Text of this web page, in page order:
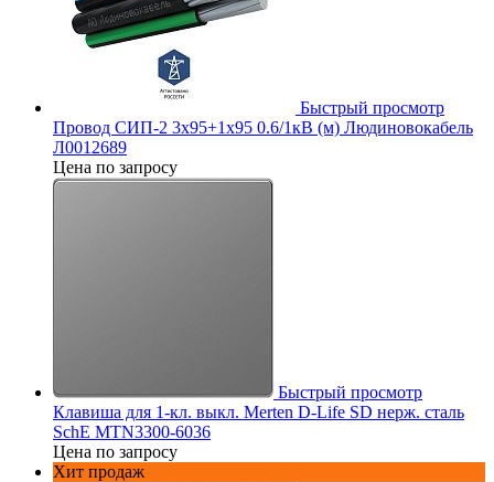
Быстрый просмотр
Провод СИП-2 3х95+1х95 0.6/1кВ (м) Людиновокабель
Л0012689
Цена по запросу
Быстрый просмотр
Клавиша для 1-кл. выкл. Merten D-Life SD нерж. сталь
SchE MTN3300-6036
Цена по запросу
Хит продаж